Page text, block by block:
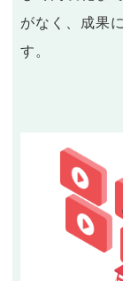
がなく、成果
す。